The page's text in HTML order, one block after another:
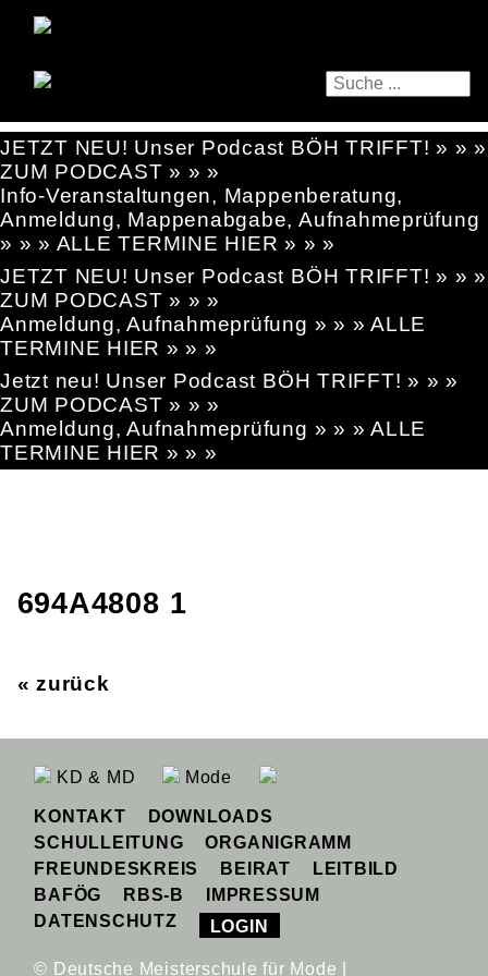
JETZT NEU! Unser Podcast BÖH TRIFFT! » » »
ZUM PODCAST » » »
Info-Veranstaltungen, Mappenberatung,
Anmeldung, Mappenabgabe, Aufnahmeprüfung
» » » ALLE TERMINE HIER » » »
JETZT NEU! Unser Podcast BÖH TRIFFT! » » »
ZUM PODCAST » » »
Anmeldung, Aufnahmeprüfung » » » ALLE
TERMINE HIER » » »
Jetzt neu! Unser Podcast BÖH TRIFFT! » » »
ZUM PODCAST » » »
Anmeldung, Aufnahmeprüfung » » » ALLE
TERMINE HIER » » »
694A4808 1
« zurück
KD & MD Mode
KONTAKT
DOWNLOADS
SCHULLEITUNG
ORGANIGRAMM
FREUNDESKREIS
BEIRAT
LEITBILD
BAFÖG
RBS-B
IMPRESSUM
DATENSCHUTZ
LOGIN
© Deutsche Meisterschule für Mode |